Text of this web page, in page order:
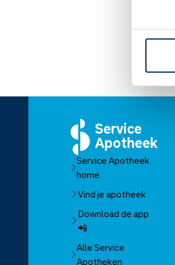
Service
Apotheek
Service Apotheek
home
Vind je apotheek
Download de app
📲
Alle Service
Apotheken